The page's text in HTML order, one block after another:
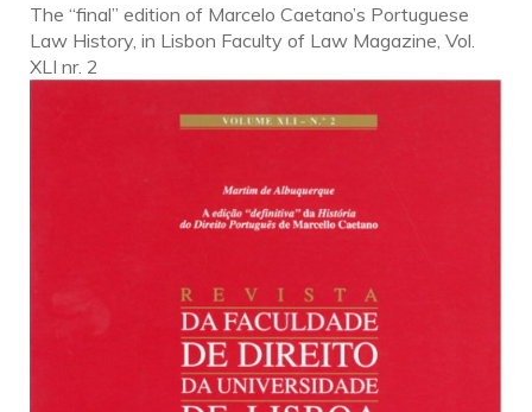
The “final” edition of Marcelo Caetano’s Portuguese
Law History, in Lisbon Faculty of Law Magazine, Vol.
XLI nr. 2